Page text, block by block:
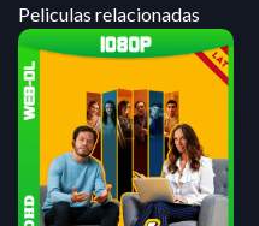
Peliculas relacionadas